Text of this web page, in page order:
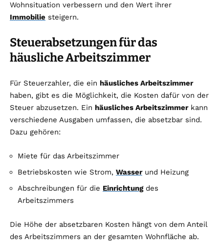
Wohnsituation verbessern und den Wert ihrer
Immobilie steigern.
Steuerabsetzungen für das
häusliche Arbeitszimmer
Für Steuerzahler, die ein häusliches Arbeitszimmer
haben, gibt es die Möglichkeit, die Kosten dafür von der
Steuer abzusetzen. Ein häusliches Arbeitszimmerkann
verschiedene Ausgaben umfassen, die absetzbar sind.
Dazu gehören:
Miete für das Arbeitszimmer
Betriebskosten wie Strom, Wasserund Heizung
Abschreibungen für die Einrichtungdes
Arbeitszimmers
Die Höhe der absetzbaren Kosten hängt von dem Anteil
des Arbeitszimmers an der gesamten Wohnfläche ab.